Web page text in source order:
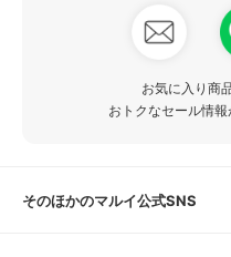
お気に入り商
おトクなセール情
そのほかのマルイ公式SNS